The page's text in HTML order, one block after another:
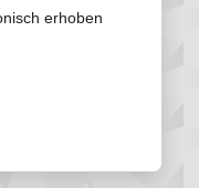
erhoben